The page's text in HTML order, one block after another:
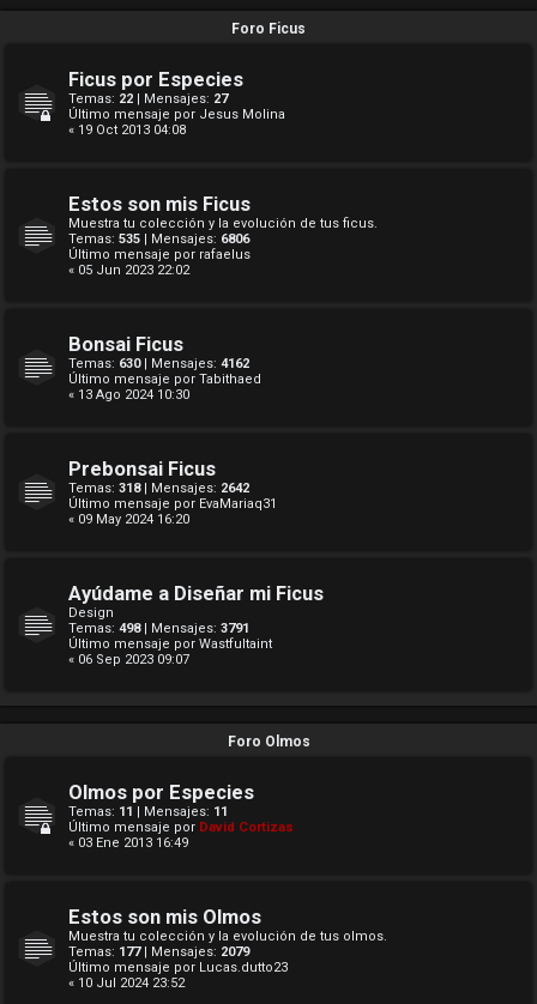
Foro Ficus
Ficus por Especies
Temas: 22 | Mensajes: 27
Último mensaje por Jesus Molina
« 19 Oct 2013 04:08
Estos son mis Ficus
Muestra tu colección y la evolución de tus ficus.
Temas: 535 | Mensajes: 6806
Último mensaje por rafaelus
« 05 Jun 2023 22:02
Bonsai Ficus
Temas: 630| Mensajes: 4162
Último mensaje por Tabithaed
« 13 Ago 2024 10:30
Prebonsai Ficus
Temas: 318| Mensajes: 2642
Último mensaje por EvaMariaq31
« 09 May 2024 16:20
Ayúdame a Diseñar mi Ficus
Design
Temas: 498| Mensajes: 3791
Último mensaje por Wastfultaint
« 06 Sep 2023 09:07
Foro Olmos
Olmos por Especies
Temas: 11 | Mensajes: 11
Último mensaje por David Cortizas
« 03 Ene 2013 16:49
Estos son mis Olmos
Muestra tu colección y la evolución de tus olmos.
Temas: 177| Mensajes: 2079
Último mensaje por Lucas.dutto23
« 10 Jul 2024 23:52